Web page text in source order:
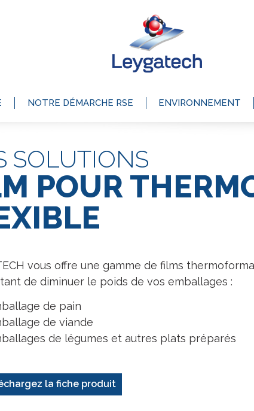
NOTRE DÉMARCHE RSE ENVIRONNEMENT
SOLUTIONS
POUR
vous offre une gamme de films
de diminuer le poids de vos emballages :
de pain
de viande
de légumes et autres plats préparés
la fiche produit